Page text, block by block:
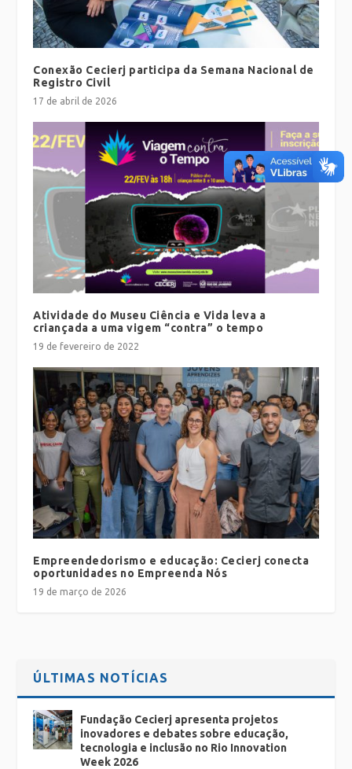
Conexão Cecierj participa da Semana Nacional de
Registro Civil
17 de abril de 2026
Atividade do Museu Ciência e Vida leva a
criançada a uma vigem “contra” o tempo
19 de fevereiro de 2022
Empreendedorismo e educação: Cecierj conecta
oportunidades no Empreenda Nós
19 de março de 2026
ÚLTIMAS NOTÍCIAS
Fundação Cecierj apresenta projetos
inovadores e debates sobre educação,
tecnologia e inclusão no Rio Innovation
Week 2026